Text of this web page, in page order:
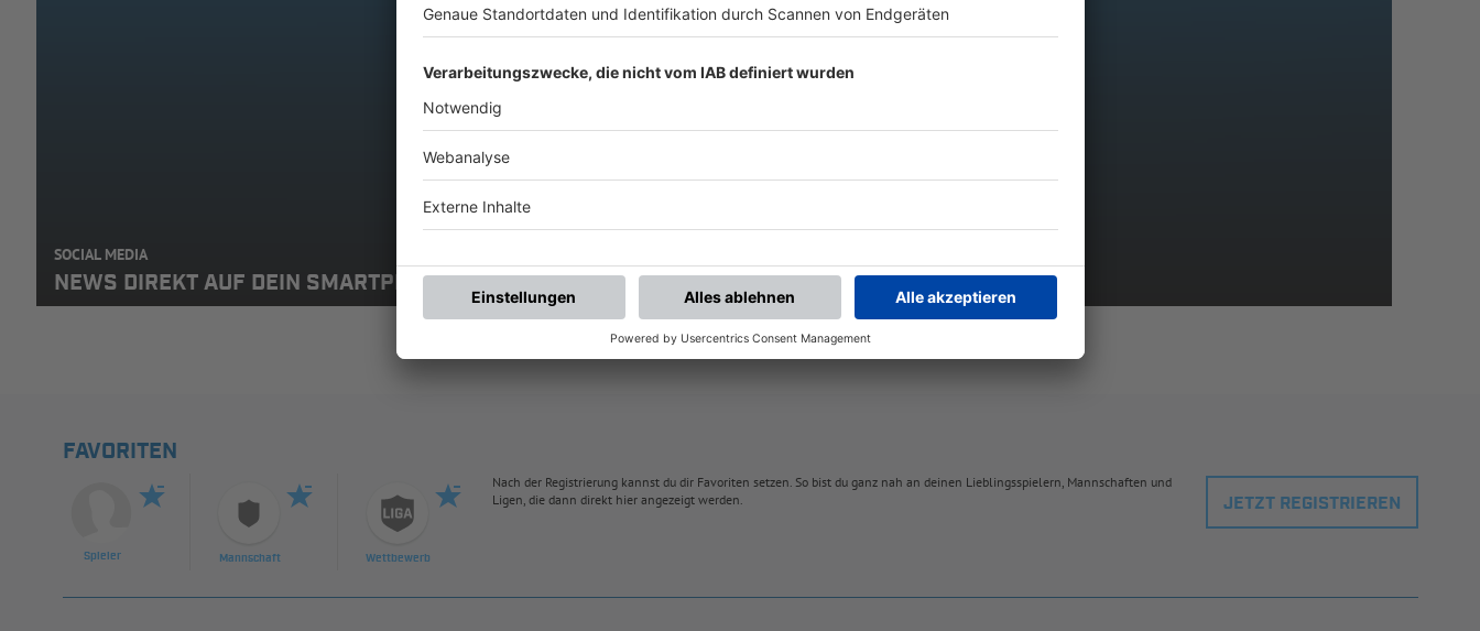
SOCIAL MEDIA
NEWS DIREKT AUF DEIN SMARTPHONE: ABONNIERE DEN BFV-WHATSAPP-KANAL!
FAVORITEN
Spieler Mannschaft Wettbewerb
Nach der Registrierung kannst du dir Favoriten setzen. So bist du ganz nah an deinen Lieblingsspielern, Mannschaften und
Ligen, die dann direkt hier angezeigt werden.
JETZT REGISTRIEREN